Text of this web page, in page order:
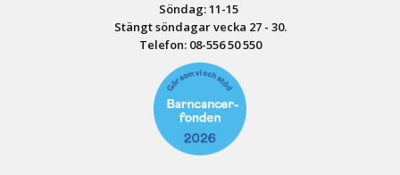
Söndag: 11-15
Stängt söndagar vecka 27 - 30.
Telefon: 08-556 50 550